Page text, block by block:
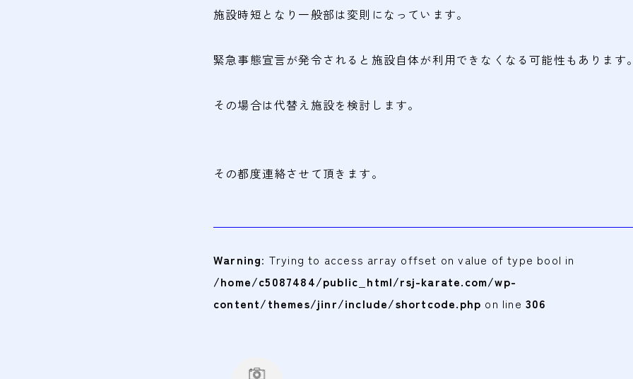
施設時短となり一般部は変則になっています。
緊急事態宣言が発令されると施設自体が利用できなくなる可能性もあります。
その場合は代替え施設を検討します。
その都度連絡させて頂きます。
Warning: Trying to access array offset on value of type bool in
/home/c5087484/public_html/rsj-karate.com/wp-
content/themes/jinr/include/shortcode.php on line306